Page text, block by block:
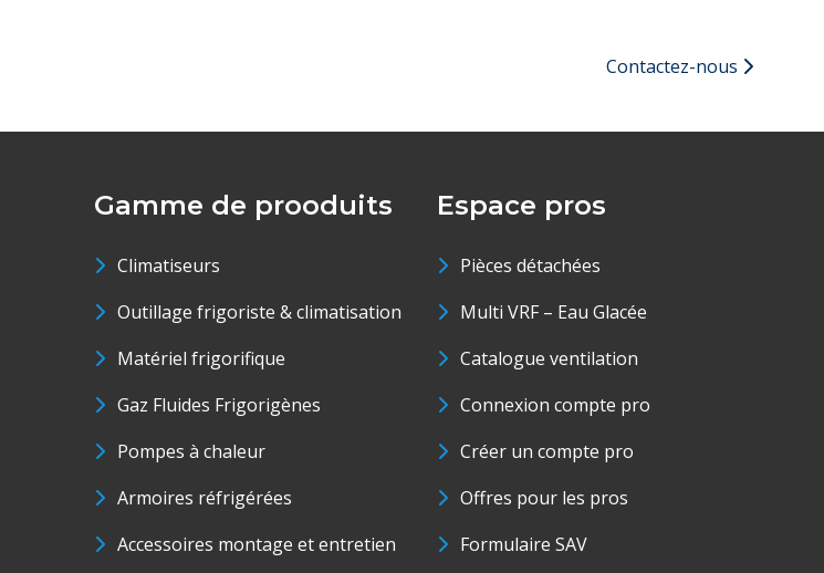
Contactez-nous
Gamme de prooduits
Climatiseurs
Outillage frigoriste & climatisation
Matériel frigorifique
Gaz Fluides Frigorigènes
Pompes à chaleur
Armoires réfrigérées
Accessoires montage et entretien
Espace pros
Pièces détachées
Multi VRF – Eau Glacée
Catalogue ventilation
Connexion compte pro
Créer un compte pro
Offres pour les pros
Formulaire SAV